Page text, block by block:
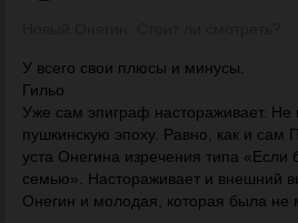
У всего свои плюсы и минусы.
Гильо
Уже сам эпиграф настораживает. Не
пушкинскую эпоху. Равно, как и сам
уста Онегина изречения типа
семью». Настораживает и внешний
Онегин и молодая, которая была не